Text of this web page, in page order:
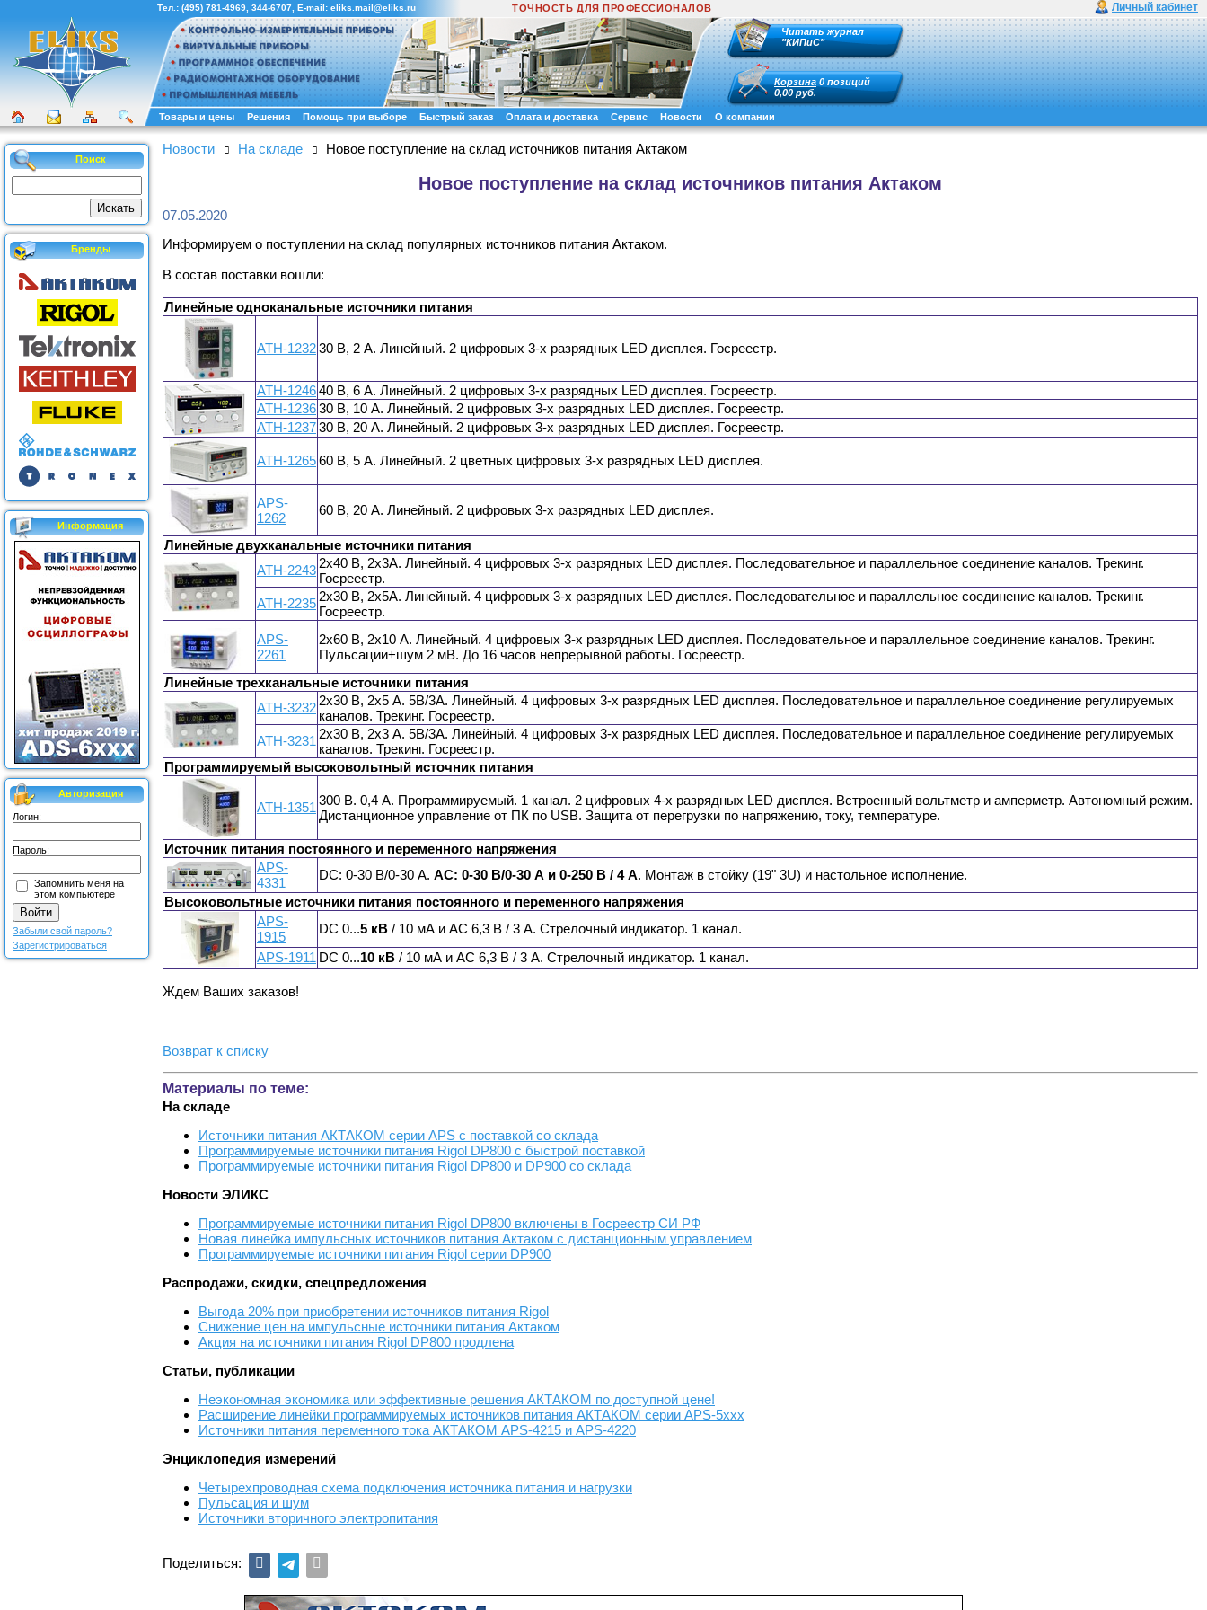
Личный кабинет
Тел.: (495) 781-4969 344-6707 , E-mail: eliks.mail@eliks.ru ТОЧНОСТЬ ДЛЯ ПРОФЕССИОНАЛОВ
Читать журнал
"КИПиС"
Корзина 0 позиций
0,00 руб.
Товары и цены Решения Помощь при выборе Быстрый заказ Оплата и доставка Сервис Новости О компании
Поиск
Бренды
Информация
Авторизация
Логин:
Пароль:
Запомнить меня на
этом компьютере
Забыли свой пароль?
Зарегистрироваться
Новости На складе Новое поступление на склад источников питания Актаком
Новое поступление на склад источников питания Актаком
07.05.2020
Информируем о поступлении на склад популярных источников питания Актаком.
В состав поставки вошли:
Линейные одноканальные источники питания
АТН-123230 В, 2 А. Линейный. 2 цифровых 3-х разрядных LED дисплея. Госреестр.
АТН-124640 В, 6 А. Линейный. 2 цифровых 3-х разрядных LED дисплея. Госреестр.
АТН-123630 В, 10 А. Линейный. 2 цифровых 3-х разрядных LED дисплея. Госреестр.
АТН-123730 В, 20 А. Линейный. 2 цифровых 3-х разрядных LED дисплея. Госреестр.
АТН-126560 В, 5 А. Линейный. 2 цветных цифровых 3-х разрядных LED дисплея.
APS-
1262
60 В, 20 А. Линейный. 2 цифровых 3-х разрядных LED дисплея.
Линейные двухканальные источники питания
АТН-2243 2x40 В, 2x3А. Линейный. 4 цифровых 3-х разрядных LED дисплея. Последовательное и параллельное соединение каналов. Трекинг.
Госреестр.
АТН-2235 2x30 В, 2x5А. Линейный. 4 цифровых 3-х разрядных LED дисплея. Последовательное и параллельное соединение каналов. Трекинг.
Госреестр.
APS-
2261
2x60 В, 2x10 А. Линейный. 4 цифровых 3-х разрядных LED дисплея. Последовательное и параллельное соединение каналов. Трекинг.
Пульсации+шум 2 мВ. До 16 часов непрерывной работы. Госреестр.
Линейные трехканальные источники питания
ATH-3232 2x30 В, 2x5 А. 5В/3А. Линейный. 4 цифровых 3-х разрядных LED дисплея. Последовательное и параллельное соединение регулируемых
каналов. Трекинг. Госреестр.
АТН-3231 2x30 В, 2x3 А. 5В/3А. Линейный. 4 цифровых 3-х разрядных LED дисплея. Последовательное и параллельное соединение регулируемых
каналов. Трекинг. Госреестр.
Программируемый высоковольтный источник питания
АТН-1351 300 В. 0,4 А. Программируемый. 1 канал. 2 цифровых 4-х разрядных LED дисплея. Встроенный вольтметр и амперметр. Автономный режим.
Дистанционное управление от ПК по USB. Защита от перегрузки по напряжению, току, температуре.
Источник питания постоянного и переменного напряжения
APS-
4331
DC: 0-30 В/0-30 А. AC: 0-30 В/0-30 А и 0-250 В / 4 А. Монтаж в стойку (19" 3U) и настольное исполнение.
Высоковольтные источники питания постоянного и переменного напряжения
APS-
1915
DC 0...5 кВ / 10 мА и AC 6,3 В / 3 А. Стрелочный индикатор. 1 канал.
APS-1911 DC 0...10 кВ / 10 мА и AC 6,3 В / 3 А. Стрелочный индикатор. 1 канал.
Ждем Ваших заказов!
Возврат к списку
Материалы по теме:
На складе
Источники питания АКТАКОМ серии APS с поставкой со склада
Программируемые источники питания Rigol DP800 с быстрой поставкой
Программируемые источники питания Rigol DP800 и DP900 со склада
Новости ЭЛИКС
Программируемые источники питания Rigol DP800 включены в Госреестр СИ РФ
Новая линейка импульсных источников питания Актаком с дистанционным управлением
Программируемые источники питания Rigol серии DP900
Распродажи, скидки, спецпредложения
Выгода 20% при приобретении источников питания Rigol
Снижение цен на импульсные источники питания Актаком
Акция на источники питания Rigol DP800 продлена
Статьи, публикации
Неэкономная экономика или эффективные решения АКТАКОМ по доступной цене!
Расширение линейки программируемых источников питания АКТАКОМ серии APS-5ххх
Источники питания переменного тока АКТАКОМ APS-4215 и APS-4220
Энциклопедия измерений
Четырехпроводная схема подключения источника питания и нагрузки
Пульсация и шум
Источники вторичного электропитания
Поделиться: